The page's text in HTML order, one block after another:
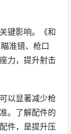
键影响。《和
准镜、枪口
力，提升射击
以显著减少枪
。了解配件的
件，是提升压